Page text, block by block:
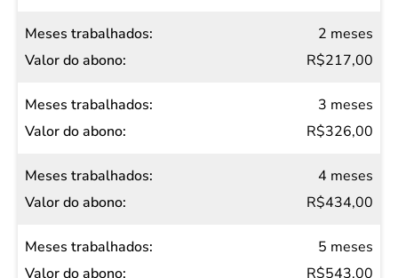
do
abono
2 meses
R$217,00
3 meses
R$326,00
4 meses
R$434,00
5 meses
R$543,00